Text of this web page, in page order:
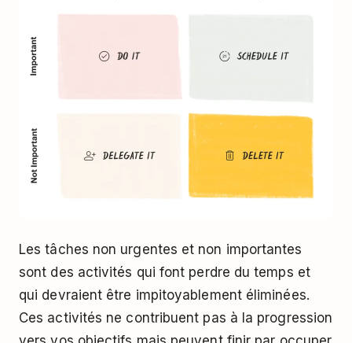
Les tâches non urgentes et non importantes
sont des activités qui font perdre du temps et
qui devraient être impitoyablement éliminées.
Ces activités ne contribuent pas à la progression